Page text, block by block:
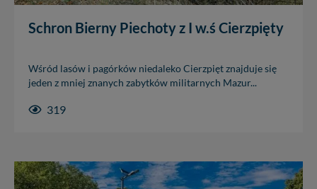
Schron Bierny Piechoty z I w.ś Cierzpięty
Wśród lasów i pagórków niedaleko Cierzpięt znajduje się
jeden z mniej znanych zabytków militarnych Mazur...
319